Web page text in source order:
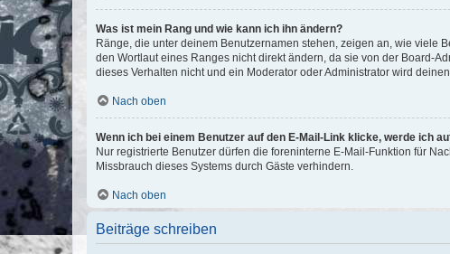
Was ist mein Rang und wie kann ich ihn ändern?
Ränge, die unter deinem Benutzernamen stehen, zeigen an, wie viele
den Wortlaut eines Ranges nicht direkt ändern, da sie von der Board-
dieses Verhalten nicht und ein Moderator oder Administrator wird
Nach oben
Wenn ich bei einem Benutzer auf den E-Mail-Link klicke, werde ich
Nur registrierte Benutzer dürfen die foreninterne E-Mail-Funktion für
Missbrauch dieses Systems durch Gäste verhindern.
Nach oben
Beiträge schreiben